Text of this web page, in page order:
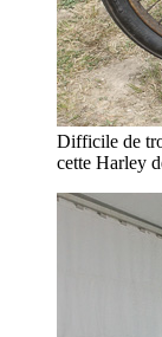
Difficile de
cette Harley